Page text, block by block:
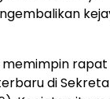
rapat
di